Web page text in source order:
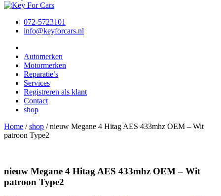
072-5723101
info@keyforcars.nl
Automerken
Motormerken
Reparatie’s
Services
Registreren als klant
Contact
shop
Home /shop /nieuw Megane 4 Hitag AES 433mhz OEM – Wit
patroon Type2
nieuw Megane 4 Hitag AES 433mhz OEM – Wit
patroon Type2